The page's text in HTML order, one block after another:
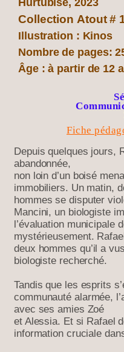
Collection Atout #
Illustration : Kinos
Nombre de pages:
Âge : à partir de 12
Fiche
Depuis quelques jours,
abandonnée,
non loin d’un boisé
immobiliers. Un matin,
hommes sedisputer
Mancini, un biologiste
l’évaluation municipale
mystérieusement.
deux hommes qu’il a
biologiste recherché.
Tandis que les esprits
communauté alarmée,
avec ses amies Zoé
et Alessia. Et si Rafael
information cruciale